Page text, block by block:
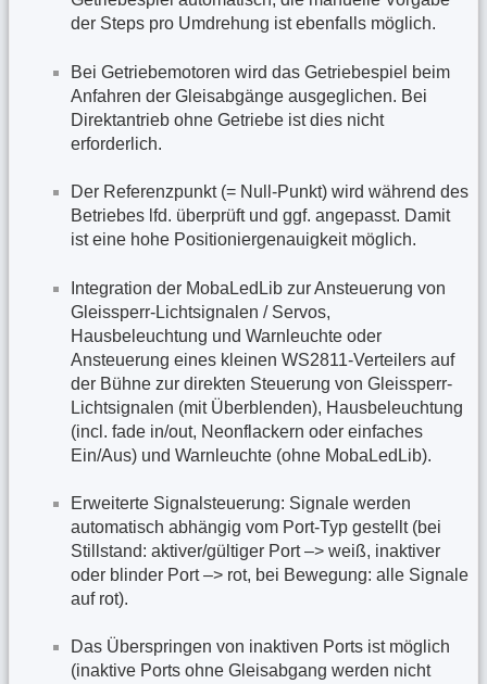
der Steps pro Umdrehung ist ebenfalls möglich.
Bei Getriebemotoren wird das Getriebespiel beim
Anfahren der Gleisabgänge ausgeglichen. Bei
Direktantrieb ohne Getriebe ist dies nicht
erforderlich.
Der Referenzpunkt (= Null-Punkt) wird während des
Betriebes lfd. überprüft und ggf. angepasst. Damit
ist eine hohe Positioniergenauigkeit möglich.
Integration der MobaLedLib zur Ansteuerung von
Gleissperr-Lichtsignalen / Servos,
Hausbeleuchtung und Warnleuchte oder
Ansteuerung eines kleinen WS2811-Verteilers auf
der Bühne zur direkten Steuerung von Gleissperr-
Lichtsignalen (mit Überblenden), Hausbeleuchtung
(incl. fade in/out, Neonflackern oder einfaches
Ein/Aus) und Warnleuchte (ohne MobaLedLib).
Erweiterte Signalsteuerung: Signale werden
automatisch abhängig vom Port-Typ gestellt (bei
Stillstand: aktiver/gültiger Port –> weiß, inaktiver
oder blinder Port –> rot, bei Bewegung: alle Signale
auf rot).
Das Überspringen von inaktiven Ports ist möglich
(inaktive Ports ohne Gleisabgang werden nicht